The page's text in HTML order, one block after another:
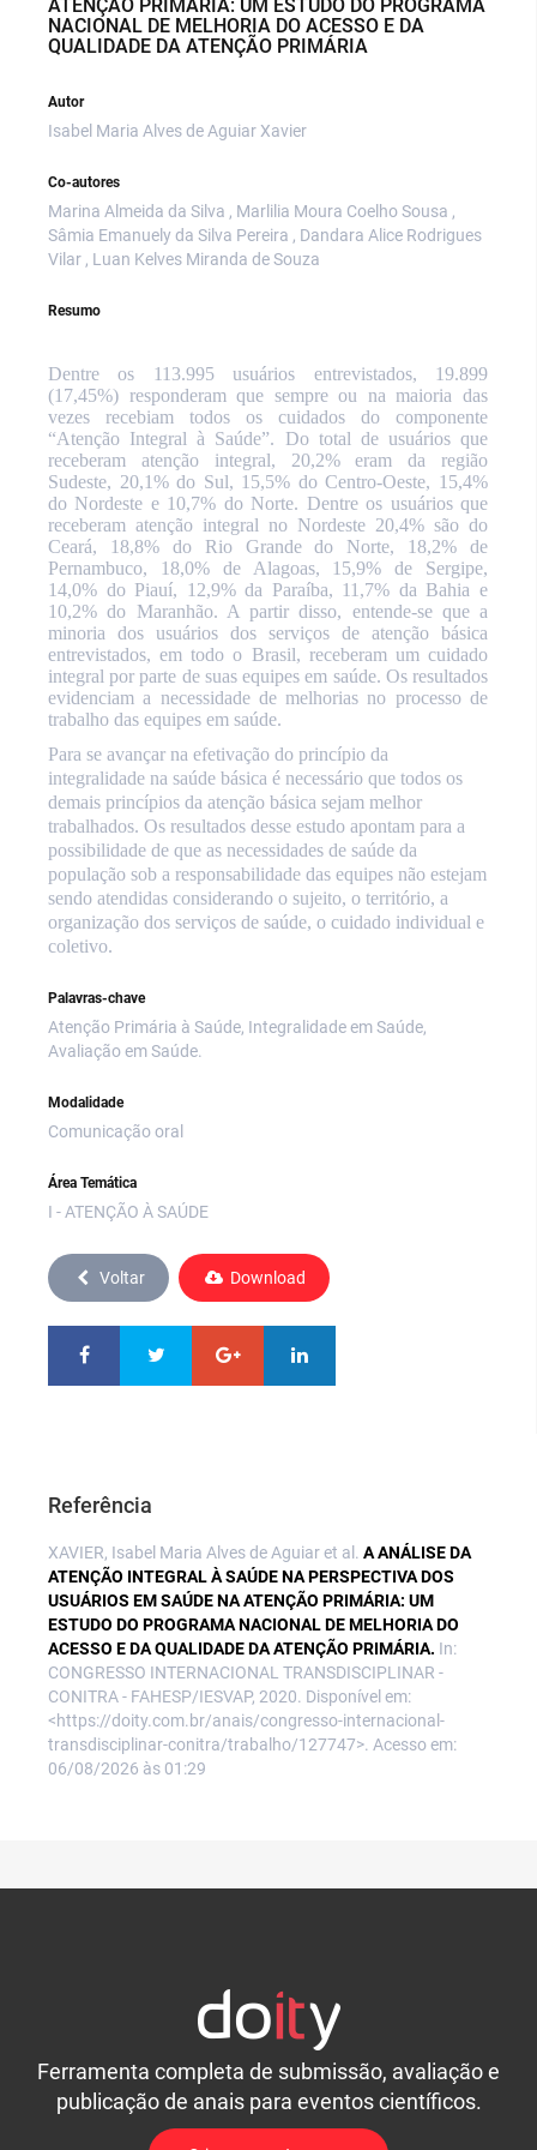
ATENÇÃO PRIMÁRIA: UM ESTUDO DO PROGRAMA
NACIONAL DE MELHORIA DO ACESSO E DA
QUALIDADE DA ATENÇÃO PRIMÁRIA
Autor
Isabel Maria Alves de Aguiar Xavier
Co-autores
Marina Almeida da Silva , Marlilia Moura Coelho Sousa ,
Sâmia Emanuely da Silva Pereira , Dandara Alice Rodrigues
Vilar , Luan Kelves Miranda de Souza
Resumo
Dentre os 113.995 usuários entrevistados, 19.899
(17,45%) responderam que sempre ou na maioria das
vezes recebiam todos os cuidados do componente
“Atenção Integral à Saúde”. Do total de usuários que
receberam atenção integral, 20,2% eram da região
Sudeste, 20,1% do Sul, 15,5% do Centro-Oeste, 15,4%
do Nordeste e 10,7% do Norte. Dentre os usuários que
receberam atenção integral no Nordeste 20,4% são do
Ceará, 18,8% do Rio Grande do Norte, 18,2% de
Pernambuco, 18,0% de Alagoas, 15,9% de Sergipe,
14,0% do Piauí, 12,9% da Paraíba, 11,7% da Bahia e
10,2% do Maranhão. A partir disso, entende-se que a
minoria dos usuários dos serviços de atenção básica
entrevistados, em todo o Brasil, receberam um cuidado
integral por parte de suas equipes em saúde. Os resultados
evidenciam a necessidade de melhorias no processo de
trabalho das equipes em saúde.
Para se avançar na efetivação do princípio da
integralidade na saúde básica é necessário que todos os
demais princípios da atenção básica sejam melhor
trabalhados. Os resultados desse estudo apontam para a
possibilidade de que as necessidades de saúde da
população sob a responsabilidade das equipes não estejam
sendo atendidas considerando o sujeito, o território, a
organização dos serviços de saúde, o cuidado individual e
coletivo.
Palavras-chave
Atenção Primária à Saúde, Integralidade em Saúde,
Avaliação em Saúde.
Modalidade
Comunicação oral
Área Temática
I - ATENÇÃO À SAÚDE
Voltar Download
Referência
XAVIER, Isabel Maria Alves de Aguiar et al. A ANÁLISE DA
ATENÇÃO INTEGRAL À SAÚDE NA PERSPECTIVA DOS
USUÁRIOS EM SAÚDE NA ATENÇÃO PRIMÁRIA: UM
ESTUDO DO PROGRAMA NACIONAL DE MELHORIA DO
ACESSO E DA QUALIDADE DA ATENÇÃO PRIMÁRIA. In:
CONGRESSO INTERNACIONAL TRANSDISCIPLINAR -
CONITRA - FAHESP/IESVAP, 2020. Disponível em:
<https://doity.com.br/anais/congresso-internacional-
transdisciplinar-conitra/trabalho/127747>. Acesso em:
06/08/2026 às 01:29
Ferramenta completa de submissão, avaliação e
publicação de anais para eventos científicos.